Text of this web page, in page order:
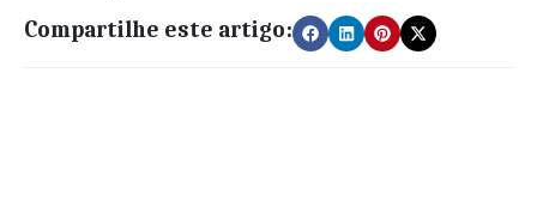
Compartilhe este artigo: